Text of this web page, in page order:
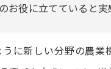
お役に立てていると
に新しい分野の農業